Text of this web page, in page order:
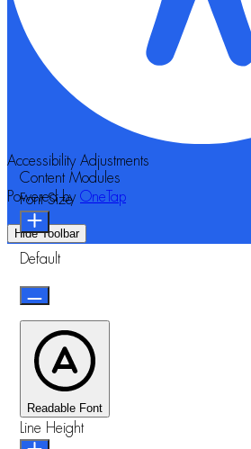
Accessibility Adjustments
Powered by OneTap
Hide Toolbar
Content Modules
Font Size
Default
Readable Font
Line Height